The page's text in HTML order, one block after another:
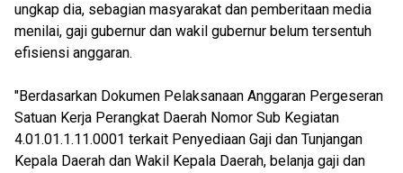
ungkap dia, sebagian masyarakat dan pemberitaan media
menilai, gaji gubernur dan wakil gubernur belum tersentuh
efisiensi anggaran.
"Berdasarkan Dokumen Pelaksanaan Anggaran Pergeseran
Satuan Kerja Perangkat Daerah Nomor Sub Kegiatan
4.01.01.1.11.0001 terkait Penyediaan Gaji dan Tunjangan
Kepala Daerah dan Wakil Kepala Daerah, belanja gaji dan